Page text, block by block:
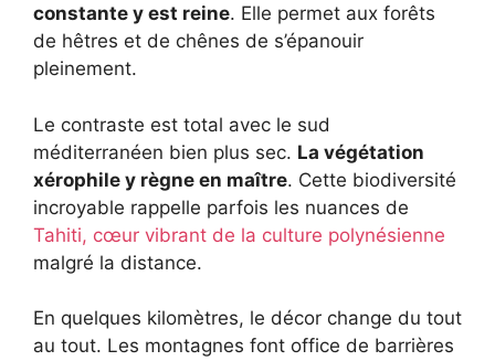
constante y est reine. Elle permet aux forêts
de hêtres et de chênes de s’épanouir
pleinement.
Le contraste est total avec le sud
méditerranéen bien plus sec. La végétation
xérophile y règne en maître. Cette biodiversité
incroyable rappelle parfois les nuances de
Tahiti, cœur vibrant de la culture polynésienne
malgré la distance.
En quelques kilomètres, le décor change du tout
au tout. Les montagnes font office de barrières